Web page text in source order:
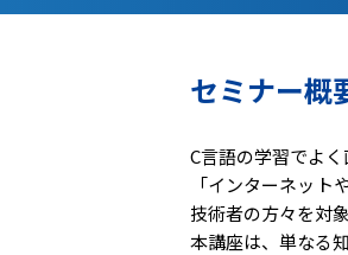
セミナー概
C言語の学習でよ
「インターネッ
技術者の方々を対
本講座は、単なる